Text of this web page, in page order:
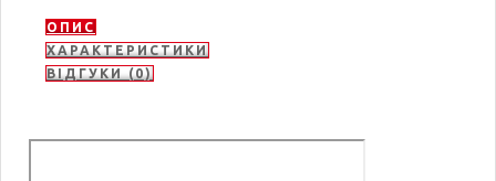
ОПИС
ХАРАКТЕРИСТИКИ
ВІДГУКИ (0)